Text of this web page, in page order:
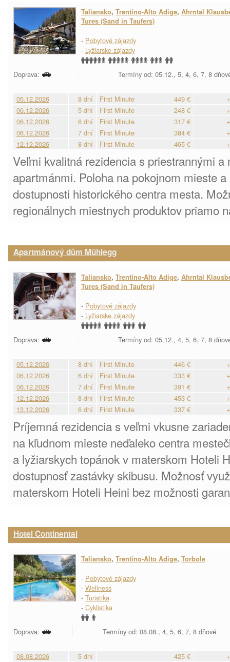
Taliansko, Trentino-Alto Adige, Ahrntal
Tures (Sand in Taufers)
- Pobytové zájazdy
- Lyžiarske zájazdy
Doprava: Termíny od: 05.12., 5, 4, 6, 7, 8
05.12.2026 8 dní First Minute 449 €
06.12.2026
5 dní First Minute 248 €
06.12.2026
6 dní First Minute 317 €
06.12.2026
7 dní First Minute 384 €
12.12.2026
8 dní First Minute 465 €
Veľmi kvalitná rezidencia s priestrannými a
apartmánmi. Poloha na pokojnom mieste
dostupnosti historického centra mesta.
regionálnych miestnych produktov priamo
Apartmánový dům Mühlegg
Taliansko, Trentino-Alto Adige, Ahrntal
Tures (Sand in Taufers)
- Pobytové zájazdy
- Lyžiarske zájazdy
Doprava: Termíny od: 05.12., 4, 5, 6, 7, 8
05.12.2026 8 dní First Minute 446 €
06.12.2026
6 dní First Minute 333 €
06.12.2026
7 dní First Minute 391 €
12.12.2026
8 dní First Minute 453 €
13.12.2026
6 dní First Minute 337 €
Príjemná rezidencia s veľmi vkusne
na kľudnom mieste neďaleko centra
a lyžiarskych topánok v materskom Hoteli
dostupnosť zastávky skibusu. Možnosť
materskom Hoteli Heini bez možnosti
Hotel Continental
Taliansko, Trentino-Alto Adige, Torbole
- Pobytové zájazdy
- Wellness
- Turistika
- Cyklistika
Doprava: Termíny od: 08.08., 4, 5, 6, 7, 8 dňové
08.08.2026 5 dní 425 €